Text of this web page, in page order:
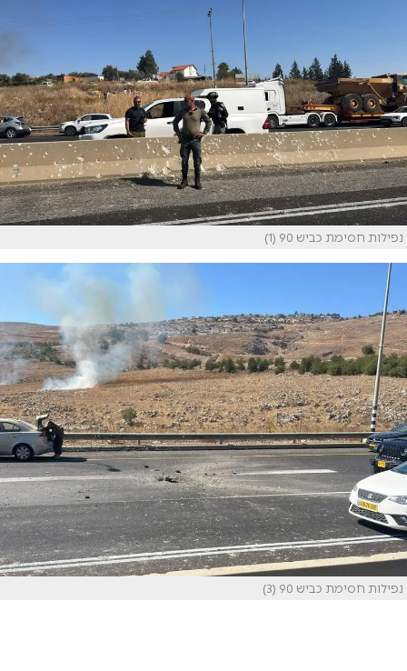
נפילות חסימת כביש 90 (1)
נפילות חסימת כביש 90 (3)